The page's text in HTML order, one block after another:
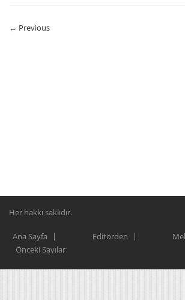
← Previous
Her hakkı saklıdır.
Ana Sayfa Editörden
Önceki Sayılar